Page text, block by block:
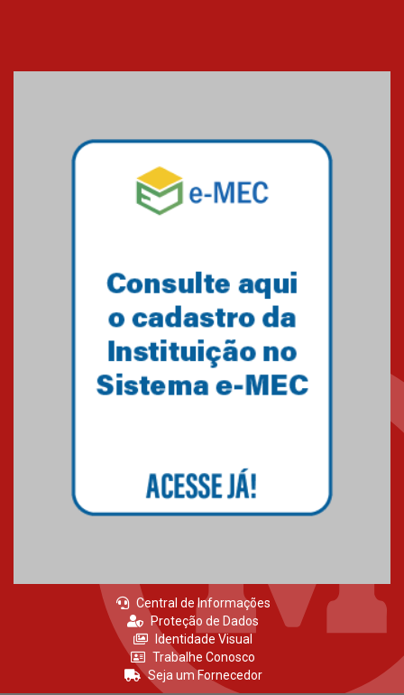
Central de Informações
Proteção de Dados
Identidade Visual
Trabalhe Conosco
Seja um Fornecedor